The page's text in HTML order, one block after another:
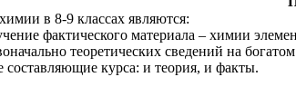
в 8-9 классах являются:
фактического материала – химии
теоретических сведений на
составляющие курса: и теория, и факты.